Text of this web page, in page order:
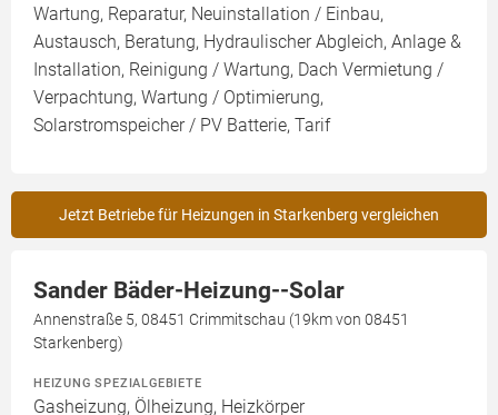
Wartung, Reparatur, Neuinstallation / Einbau,
Austausch, Beratung, Hydraulischer Abgleich, Anlage &
Installation, Reinigung / Wartung, Dach Vermietung /
Verpachtung, Wartung / Optimierung,
Solarstromspeicher / PV Batterie, Tarif
Jetzt Betriebe für Heizungen in Starkenberg vergleichen
Sander Bäder-Heizung--Solar
Annenstraße 5, 08451 Crimmitschau (19km von 08451
Starkenberg)
HEIZUNG SPEZIALGEBIETE
Gasheizung, Ölheizung, Heizkörper